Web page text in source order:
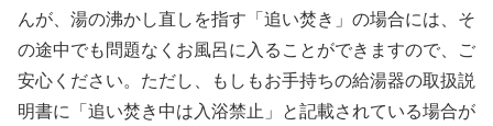
んが、湯の沸かし直しを指す「追い焚き」の場合には、そ
の途中でも問題なくお風呂に入ることができますので、ご
安心ください。ただし、もしもお手持ちの給湯器の取扱説
明書に「追い焚き中は入浴禁止」と記載されている場合が